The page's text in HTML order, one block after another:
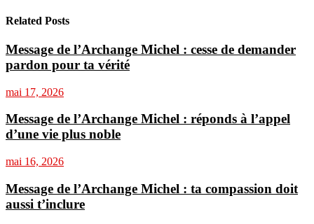
Related Posts
Message de l’Archange Michel : cesse de demander
pardon pour ta vérité
mai 17, 2026
Message de l’Archange Michel : réponds à l’appel
d’une vie plus noble
mai 16, 2026
Message de l’Archange Michel : ta compassion doit
aussi t’inclure